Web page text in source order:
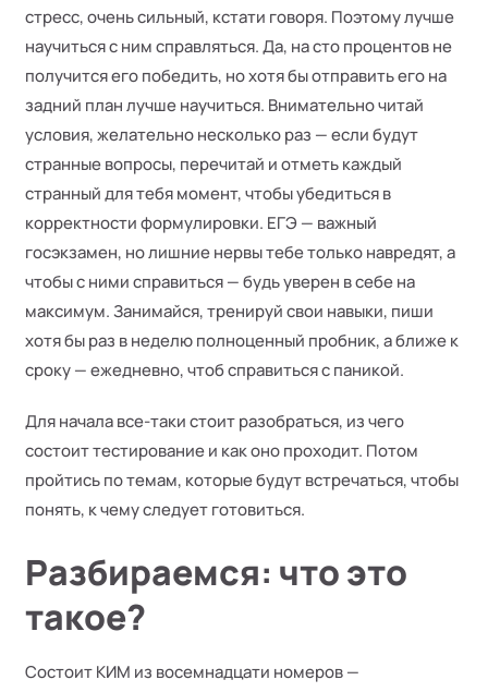
стресс, очень сильный, кстати говоря. Поэтому лучше
научиться с ним справляться. Да, на сто процентов не
получится его победить, но хотя бы отправить его на
задний план лучше научиться. Внимательно читай
условия, желательно несколько раз — если будут
странные вопросы, перечитай и отметь каждый
странный для тебя момент, чтобы убедиться в
корректности формулировки. ЕГЭ — важный
госэкзамен, но лишние нервы тебе только навредят, а
чтобы с ними справиться — будь уверен в себе на
максимум. Занимайся, тренируй свои навыки, пиши
хотя бы раз в неделю полноценный пробник, а ближе к
сроку — ежедневно, чтоб справиться с паникой.
Для начала все-таки стоит разобраться, из чего
состоит тестирование и как оно проходит. Потом
пройтись по темам, которые будут встречаться, чтобы
понять, к чему следует готовиться.
Разбираемся: что это
такое?
Состоит КИМ из восемнадцати номеров —